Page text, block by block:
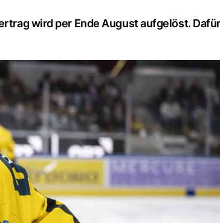
wird per Ende August aufgelöst. Dafür